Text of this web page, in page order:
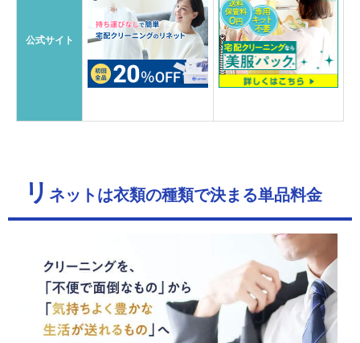
公式サイト
リ ネットは衣類の種類で決まる単品料金